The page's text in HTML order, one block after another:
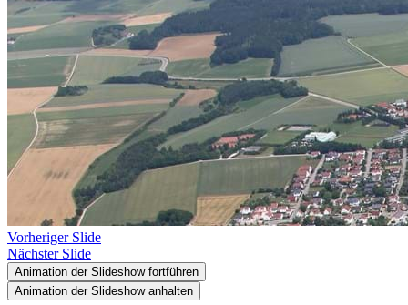
Vorheriger Slide
Nächster Slide
Animation der Slideshow fortführen
Animation der Slideshow anhalten